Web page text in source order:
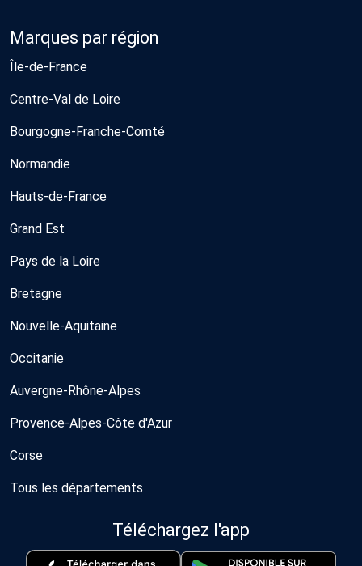
Marques par région
Île-de-France
Centre-Val de Loire
Bourgogne-Franche-Comté
Normandie
Hauts-de-France
Grand Est
Pays de la Loire
Bretagne
Nouvelle-Aquitaine
Occitanie
Auvergne-Rhône-Alpes
Provence-Alpes-Côte d'Azur
Corse
Tous les départements
Téléchargez l'app